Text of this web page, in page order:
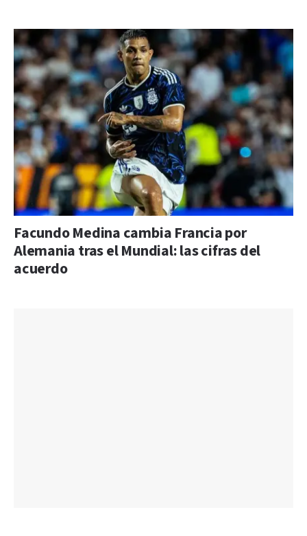
Facundo Medina cambia Francia por
Alemania tras el Mundial: las cifras del
acuerdo